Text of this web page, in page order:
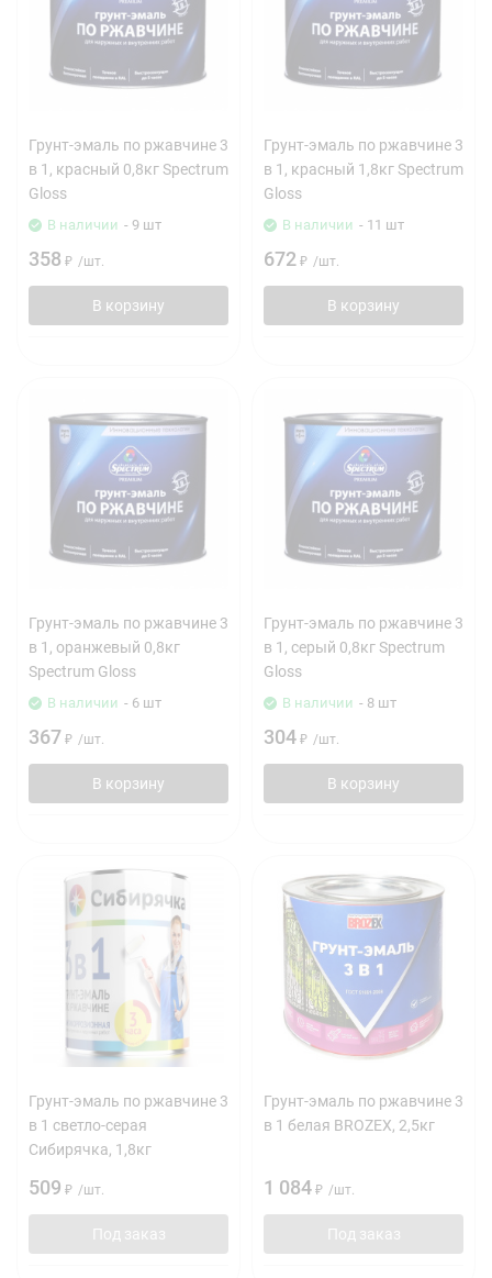
Грунт-эмаль по ржавчине 3
в 1, красный 0,8кг Spectrum
Gloss
В наличии - 9 шт
358 ₽ /шт.
В корзину
Грунт-эмаль по ржавчине 3
в 1, красный 1,8кг Spectrum
Gloss
В наличии - 11 шт
672 ₽ /шт.
В корзину
Грунт-эмаль по ржавчине 3
в 1, оранжевый 0,8кг
Spectrum Gloss
В наличии - 6 шт
367 ₽ /шт.
В корзину
Грунт-эмаль по ржавчине 3
в 1, серый 0,8кг Spectrum
Gloss
В наличии - 8 шт
304 ₽ /шт.
В корзину
Грунт-эмаль по ржавчине 3
в 1 светло-серая
Сибирячка, 1,8кг
509 ₽ /шт.
Под заказ
Грунт-эмаль по ржавчине 3
в 1 белая BROZEX, 2,5кг
1 084 ₽ /шт.
Под заказ